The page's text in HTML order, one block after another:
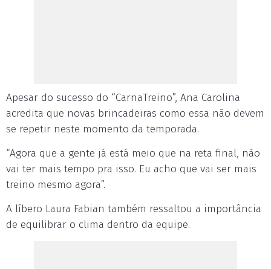
Apesar do sucesso do “CarnaTreino”, Ana Carolina
acredita que novas brincadeiras como essa não devem
se repetir neste momento da temporada.
“Agora que a gente já está meio que na reta final, não
vai ter mais tempo pra isso. Eu acho que vai ser mais
treino mesmo agora”.
A líbero Laura Fabian também ressaltou a importância
de equilibrar o clima dentro da equipe.